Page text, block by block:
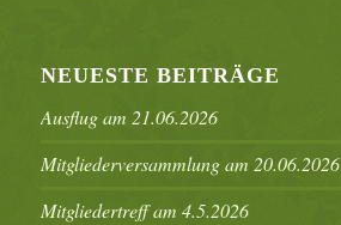
NEUESTE BEITRÄGE
Ausflug am 21.06.2026
Mitgliederversammlung am 20.06.2026
Mitgliedertreff am 4.5.2026